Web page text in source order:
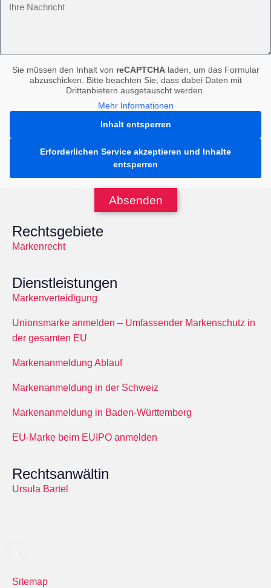
Sie müssen den Inhalt von reCAPTCHAladen, um das Formular
abzuschicken. Bitte beachten Sie, dass dabei Daten mit
Drittanbietern ausgetauscht werden.
Mehr Informationen
Inhalt entsperren
Erforderlichen Service akzeptieren und Inhalte
entsperren
Absenden
Rechtsgebiete
Markenrecht
Dienstleistungen
Markenverteidigung
Unionsmarke anmelden – Umfassender Markenschutz in
der gesamten EU
Markenanmeldung Ablauf
Markenanmeldung in der Schweiz
Markenanmeldung in Baden-Württemberg
EU-Marke beim EUIPO anmelden
Rechtsanwältin
Ursula Bartel
Sitemap